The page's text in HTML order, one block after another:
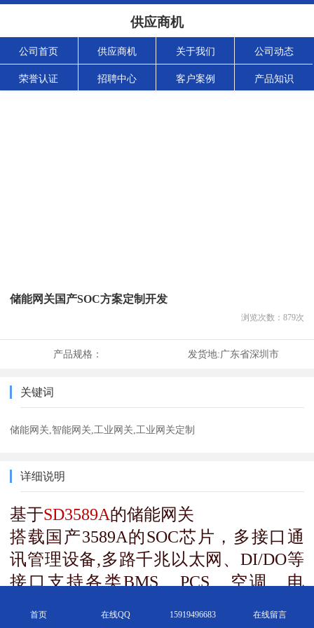
供应商机
公司首页 供应商机 关于我们 公司动态
荣誉认证 招聘中心 客户案例 产品知识
储能网关国产SOC方案定制开发
浏览次数： 879次
产品规格： 发货地:广东省深圳市
关键词
储能网关,智能网关,工业网关,工业网关定制
详细说明
基于SD3589A的储能网关
搭载国产3589A的SOC芯片，多接口通
讯管理设备,多路千兆以太网、DI/DO等
接口支持各类BMS、PCS、空调、电
首页 在线QQ 15919496683 在线留言